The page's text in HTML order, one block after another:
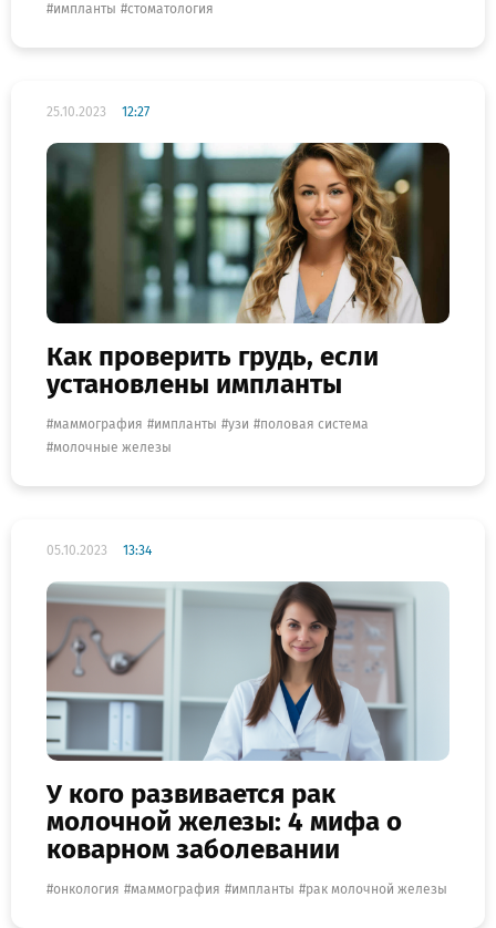
импланты
стоматология
25.10.2023 12:27
Как проверить грудь, если
установлены импланты
маммография импланты узи
половая система
молочные железы
05.10.2023 13:34
У кого развивается рак
молочной железы: 4 мифа о
коварном заболевании
онкология маммография импланты рак молочной железы